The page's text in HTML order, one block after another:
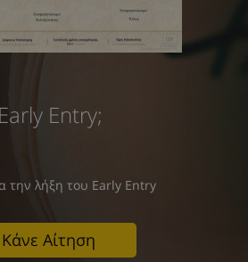
Entry;
την λήξη του Early Entry
Κάνε Αίτηση